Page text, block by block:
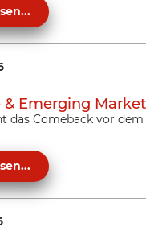
& Emerging
das Comeback vor